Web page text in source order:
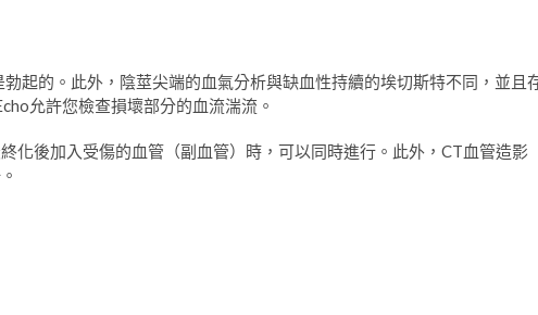
起的。此外，陰莖尖端的血氣分析與缺血性持續的埃切斯特不同，並且
允許您檢查損壞部分的血流湍流。
化後加入受傷的血管（副血管）時，可以同時進行。此外，CT血管造影